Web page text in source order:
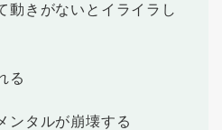
動きがないとイライラし
る
ンタルが崩壊する